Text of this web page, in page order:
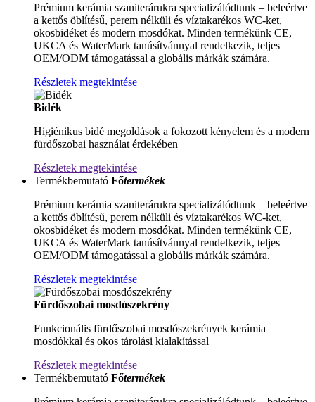
Prémium kerámia szaniterárukra specializálódtunk – beleértve
a kettős öblítésű, perem nélküli és víztakarékos WC-ket,
okosbidéket és modern mosdókat. Minden termékünk CE,
UKCA és WaterMark tanúsítvánnyal rendelkezik, teljes
OEM/ODM támogatással a globális márkák számára.
Részletek megtekintése
Bidék
Higiénikus bidé megoldások a fokozott kényelem és a modern
fürdőszobai használat érdekében
Részletek megtekintése
Termékbemutató Főtermékek
Prémium kerámia szaniterárukra specializálódtunk – beleértve
a kettős öblítésű, perem nélküli és víztakarékos WC-ket,
okosbidéket és modern mosdókat. Minden termékünk CE,
UKCA és WaterMark tanúsítvánnyal rendelkezik, teljes
OEM/ODM támogatással a globális márkák számára.
Részletek megtekintése
Fürdőszobai mosdószekrény
Funkcionális fürdőszobai mosdószekrények kerámia
mosdókkal és okos tárolási kialakítással
Részletek megtekintése
Termékbemutató Főtermékek